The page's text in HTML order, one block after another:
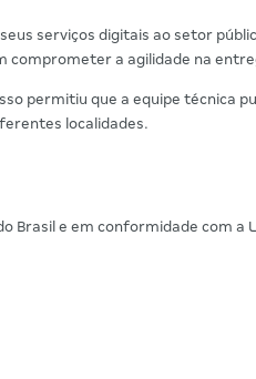
serviços digitais ao setor
comprometer a agilidade na
permitiu que a equipe técnica
localidades.
Brasil e em conformidade com a